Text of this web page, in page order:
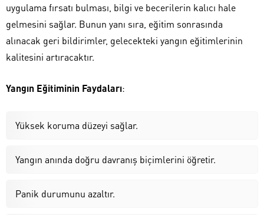
uygulama fırsatı bulması, bilgi ve becerilerin kalıcı hale
gelmesini sağlar. Bunun yanı sıra, eğitim sonrasında
alınacak geri bildirimler, gelecekteki yangın eğitimlerinin
kalitesini artıracaktır.
Yangın Eğitiminin Faydaları:
Yüksek koruma düzeyi sağlar.
Yangın anında doğru davranış biçimlerini öğretir.
Panik durumunu azaltır.